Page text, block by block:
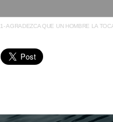
1- AGRADEZCA QUE UN HOMBRE LA TOCA -